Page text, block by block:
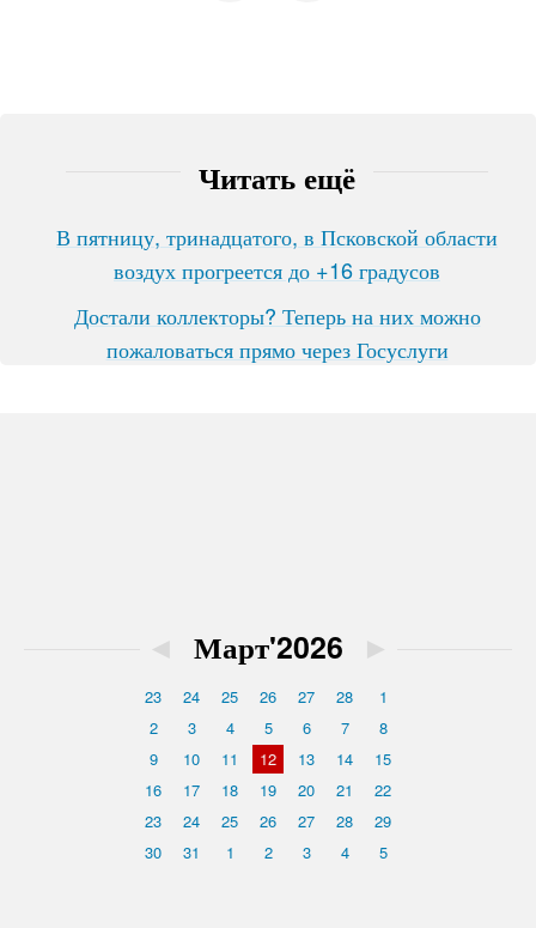
Читать ещё
В пятницу, тринадцатого, в Псковской области
воздух прогреется до +16 градусов
Достали коллекторы? Теперь на них можно
пожаловаться прямо через Госуслуги
◄ Март'2026 ►
23 24 25 26 27 28
1
2
3 4 5 6 7
8
9
10 11 12 13 14
15
16
17 18 19 20 21
22
23
24 25 26 27 28
29
30
31 1 2 3 4 5